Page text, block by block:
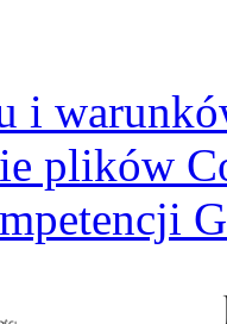
i
plików